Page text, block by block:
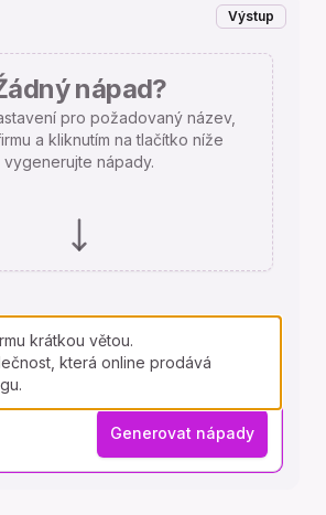
Výstup
nápad?
pro požadovaný název,
a kliknutím na tlačítko níže
vygenerujte nápady.
Generovat nápady